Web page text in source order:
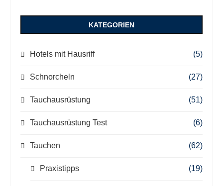
KATEGORIEN
Hotels mit Hausriff (5)
Schnorcheln (27)
Tauchausrüstung (51)
Tauchausrüstung Test (6)
Tauchen (62)
Praxistipps (19)